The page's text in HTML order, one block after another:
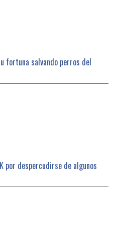
fortuna salvando perros del
por despercudirse de algunos